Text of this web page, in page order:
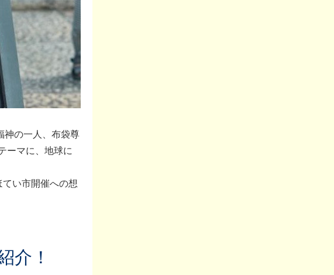
神の一人、布袋尊
ーマに、地球に
い市開催への想
介！